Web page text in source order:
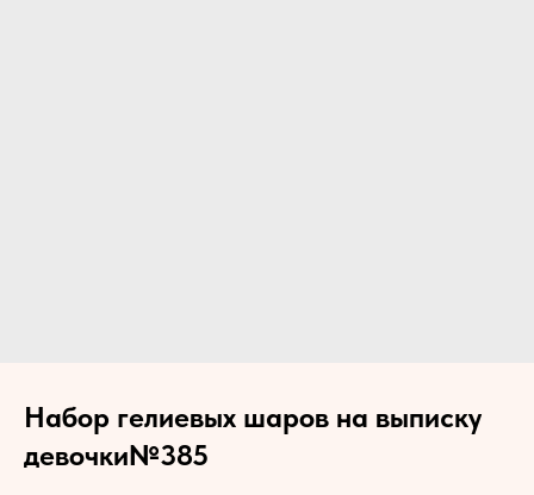
Набор гелиевых шаров на выписку
девочки№385